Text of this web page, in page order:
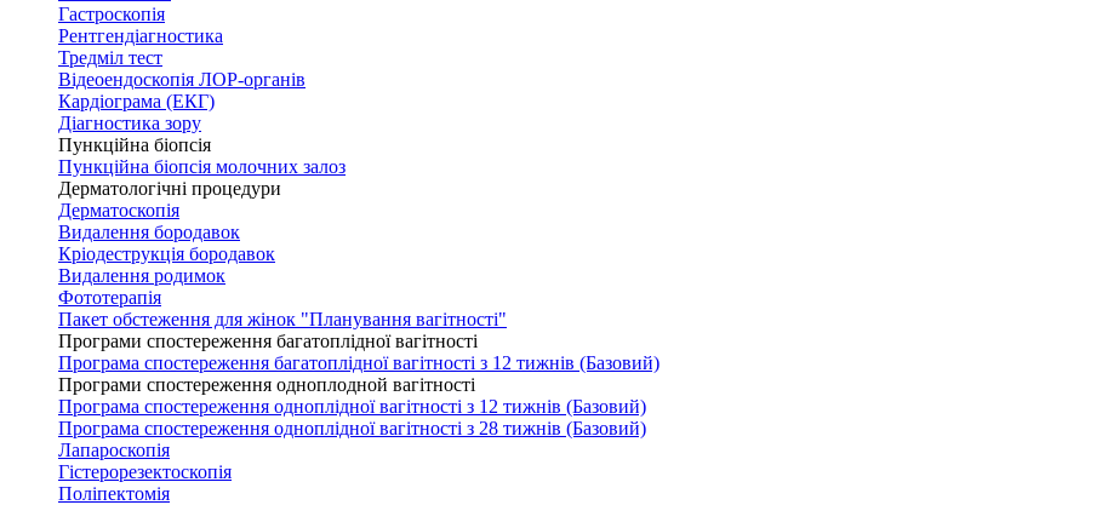
Гастроскопія
Рентгендіагностика
Тредміл тест
Відеоендоскопія ЛОР-органів
Кардіограма (ЕКГ)
Діагностика зору
Пункційна біопсія
Пункційна біопсія молочних залоз
Дерматологічні процедури
Дерматоскопія
Видалення бородавок
Кріодеструкція бородавок
Видалення родимок
Фототерапія
Пакет обстеження для жінок "Планування вагітності"
Програми спостереження багатоплідної вагітності
Програма спостереження багатоплідної вагітності з 12 тижнів (Базовий)
Програми спостереження одноплодной вагітності
Програма спостереження одноплідної вагітності з 12 тижнів (Базовий)
Програма спостереження одноплідної вагітності з 28 тижнів (Базовий)
Лапароскопія
Гістерорезектоскопія
Поліпектомія